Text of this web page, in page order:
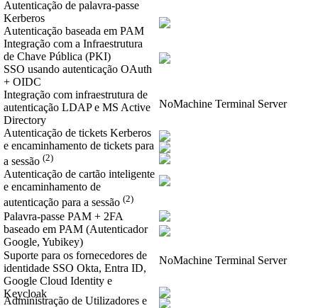
Autenticação de palavra-passe
Kerberos
Autenticação baseada em PAM
Integração com a Infraestrutura
de Chave Pública (PKI)
SSO usando autenticação OAuth
+ OIDC
Integração com infraestrutura de
autenticação LDAP e MS Active
Directory
Autenticação de tickets Kerberos
e encaminhamento de tickets para
a sessão (2)
Autenticação de cartão inteligente
e encaminhamento de
autenticação para a sessão (2)
Palavra-passe PAM + 2FA
baseado em PAM (Autenticador
Google, Yubikey)
Suporte para os fornecedores de
identidade SSO Okta, Entra ID,
Google Cloud Identity e
Keycloak
Administração de Utilizadores e
NoMachine Terminal Server
NoMachine Terminal Server